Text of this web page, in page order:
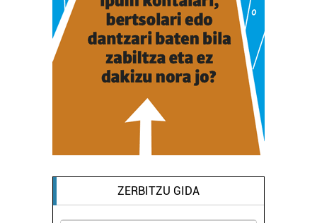
ZERBITZU GIDA